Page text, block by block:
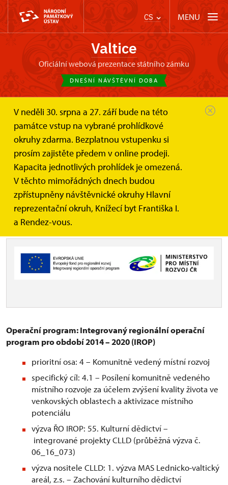
CS MENU
Valtice
oficiální webová prezentace státního zámku
DNEŠNÍ NÁVŠTĚVNÍ DOBA
V neděli 30. srpna a 27. září bude na této
památce vstup na vybrané prohlídkové
okruhy zdarma. Bezplatnou vstupenku si
prosím zajistěte předem v online prodeji.
Kapacita jednotlivých prohlídek je omezená.
V těchto mimořádných dnech budou
zpřístupněny návštěvnické okruhy Hlavní
reprezentační okruh, Knížecí byt Františka I.
a Rendez-vous.
Zámek Valtice Evropské projekty Obnova zahradnictví
Obnova zahradnictví
Název: Revitalizace národní kulturní památky LVA –
státní zámek Valtice – turistický cíl
Registrační číslo:
CZ.06.4.59/0.0/0.0/16_073/0010970
Operační program: Integrovaný regionální operační
program pro období 2014 – 2020 (IROP)
prioritní osa: 4 – Komunitně vedený místní rozvoj
specifický cíl: 4.1 – Posílení komunitně vedeného
místního rozvoje za účelem zvýšení kvality života ve
venkovských oblastech a aktivizace místního
potenciálu
výzva ŘO IROP: 55. Kulturní dědictví –
integrované projekty CLLD (průběžná výzva č.
06_16_073)
výzva nositele CLLD: 1. výzva MAS Lednicko-valtický
areál, z.s. – Zachování kulturního dědictví